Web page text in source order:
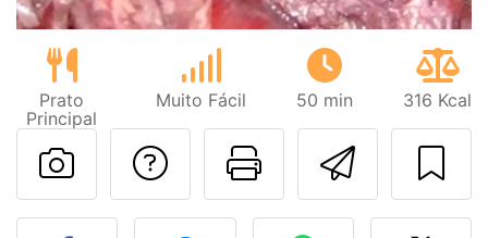
Prato
Principal
Muito Fácil 50 min 316 Kcal
Imprima
Falar com o autor
Fez esta receita?